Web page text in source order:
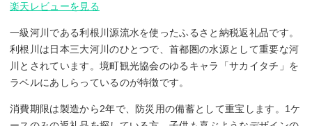
楽天レビューを見る
一級河川である利根川源流水を使ったふるさと納税返礼品です。
利根川は日本三大河川のひとつで、首都圏の水源として重要な河
川とされています。境町観光協会のゆるキャラ「サカイタチ」を
ラベルにあしらっているのが特徴です。
消費期限は製造から2年で、防災用の備蓄として重宝します。1ケ